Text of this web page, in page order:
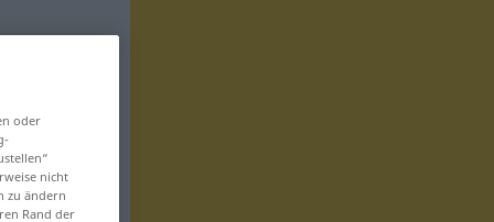
oder
nicht
zu ändern
Rand der